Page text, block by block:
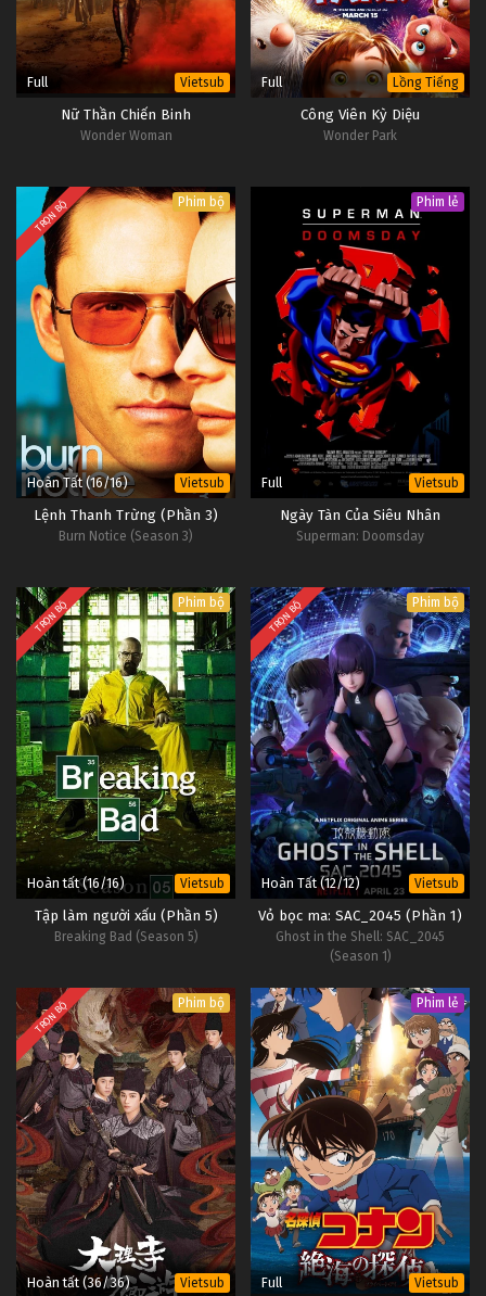
Full Vietsub
Nữ Thần Chiến Binh
Wonder Woman
Full Lồng Tiếng
Công Viên Kỳ Diệu
Wonder Park
TRỌN BỘ Phim bộ
Hoàn Tất (16/16) Vietsub
Lệnh Thanh Trừng (Phần 3)
Burn Notice (Season 3)
Phim lẻ
Full Vietsub
Ngày Tàn Của Siêu Nhân
Superman: Doomsday
TRỌN BỘ Phim bộ
Hoàn tất (16/16) Vietsub
Tập làm người xấu (Phần 5)
Breaking Bad (Season 5)
TRỌN BỘ Phim bộ
Hoàn Tất (12/12) Vietsub
Vỏ bọc ma: SAC_2045 (Phần 1)
Ghost in the Shell: SAC_2045
(Season 1)
TRỌN BỘ Phim bộ
Hoàn tất (36/36) Vietsub
Phim lẻ
Full Vietsub